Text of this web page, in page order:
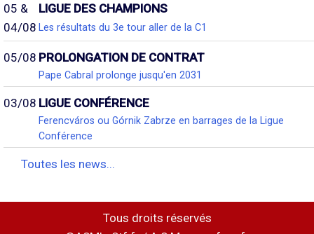
05 &
04/08
LIGUE DES CHAMPIONS
Les résultats du 3e tour aller de la C1
05/08 PROLONGATION DE CONTRAT
Pape Cabral prolonge jusqu'en 2031
03/08 LIGUE CONFÉRENCE
Ferencváros ou Górnik Zabrze en barrages de la Ligue
Conférence
Toutes les news...
Tous droits réservés